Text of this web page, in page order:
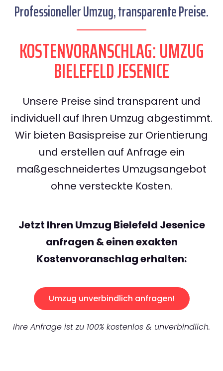
Professioneller Umzug, transparente Preise.
KOSTENVORANSCHLAG: UMZUG
BIELEFELD JESENICE
Unsere Preise sind transparent und
individuell auf Ihren Umzug abgestimmt.
Wir bieten Basispreise zur Orientierung
und erstellen auf Anfrage ein
maßgeschneidertes Umzugsangebot
ohne versteckte Kosten.
Jetzt Ihren Umzug Bielefeld Jesenice
anfragen & einen exakten
Kostenvoranschlag erhalten:
Umzug unverbindlich anfragen!
Ihre Anfrage ist zu 100% kostenlos & unverbindlich.